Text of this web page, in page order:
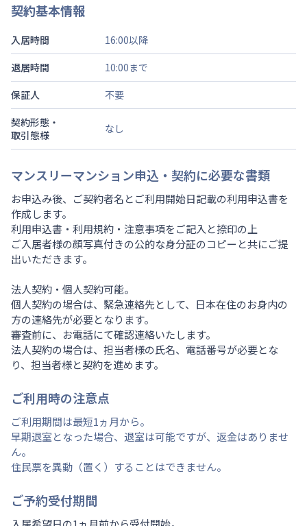
契約基本情報
入居時間
16:00以降
退居時間
10:00まで
保証人
不要
契約形態・
取引態様
なし
マンスリーマンション申込・契約に必要な書類
お申込み後、ご契約者名とご利用開始日記載の利用申込書を
作成します。
利用申込書・利用規約・注意事項をご記入と捺印の上
ご入居者様の顔写真付きの公的な身分証のコピーと共にご提
出いただきます。
法人契約・個人契約可能。
個人契約の場合は、緊急連絡先として、日本在住のお身内の
方の連絡先が必要となります。
審査前に、お電話にて確認連絡いたします。
法人契約の場合は、担当者様の氏名、電話番号が必要とな
り、担当者様と契約を進めます。
ご利用時の注意点
ご利用期間は最短1ヵ月から。
早期退室となった場合、退室は可能ですが、返金はありませ
ん。
住民票を異動（置く）することはできません。
ご予約受付期間